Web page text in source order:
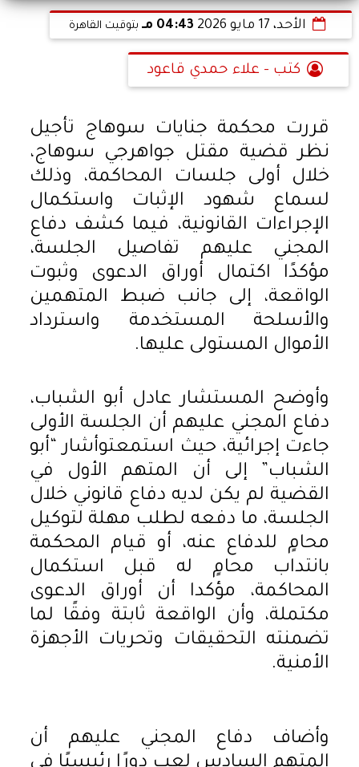
الأحد، 17 مايو 2026 04:43 مـ بتوقيت القاهرة
كتب - علاء حمدي قاعود
قررت محكمة جنايات سوهاج تأجيل
نظر قضية مقتل جواهرجي سوهاج،
خلال أولى جلسات المحاكمة، وذلك
لسماع شهود الإثبات واستكمال
الإجراءات القانونية، فيما كشف دفاع
المجني عليهم تفاصيل الجلسة،
مؤكدًا اكتمال أوراق الدعوى وثبوت
الواقعة، إلى جانب ضبط المتهمين
والأسلحة المستخدمة واسترداد
الأموال المستولى عليها.
وأوضح المستشار عادل أبو الشباب،
دفاع المجني عليهم أن الجلسة الأولى
جاءت إجرائية، حيث استمعتوأشار “أبو
الشباب” إلى أن المتهم الأول في
القضية لم يكن لديه دفاع قانوني خلال
الجلسة، ما دفعه لطلب مهلة لتوكيل
محامٍ للدفاع عنه، أو قيام المحكمة
بانتداب محامٍ له قبل استكمال
المحاكمة، مؤكدا أن أوراق الدعوى
مكتملة، وأن الواقعة ثابتة وفقًا لما
تضمنته التحقيقات وتحريات الأجهزة
الأمنية.
وأضاف دفاع المجني عليهم أن